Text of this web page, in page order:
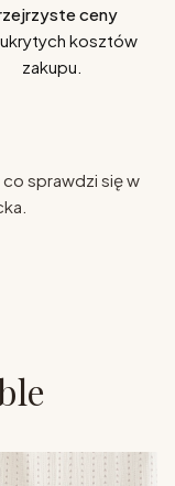
ceny
kosztów
zakupu.
sprawdzi się w